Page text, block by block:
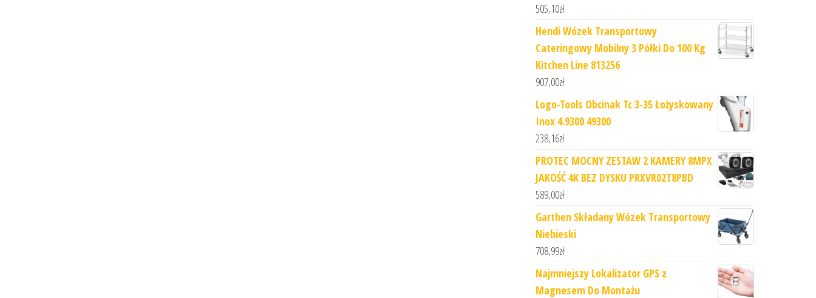
505,10zł
Hendi Wózek Transportowy
Cateringowy Mobilny 3 Półki Do 100 Kg
Kitchen Line 813256
907,00zł
Logo-Tools Obcinak Tc 3-35 Łożyskowany
Inox 4.9300 49300
238,16zł
PROTEC MOCNY ZESTAW 2 KAMERY 8MPX
JAKOŚĆ 4K BEZ DYSKU PRXVR02T8PBD
589,00zł
Garthen Składany Wózek Transportowy
Niebieski
708,99zł
Najmniejszy Lokalizator GPS z
Magnesem Do Montażu